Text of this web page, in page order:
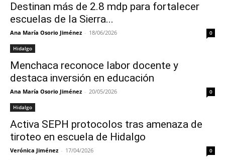
Destinan más de 2.8 mdp para fortalecer
escuelas de la Sierra...
Ana María Osorio Jiménez - 18/06/2026 0
Hidalgo
Menchaca reconoce labor docente y
destaca inversión en educación
Ana María Osorio Jiménez - 20/05/2026 0
Hidalgo
Activa SEPH protocolos tras amenaza de
tiroteo en escuela de Hidalgo
Verónica Jiménez - 17/04/2026 0